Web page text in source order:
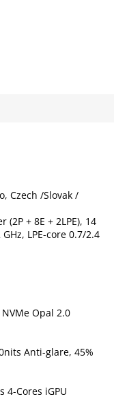
Czech /Slovak /
(2P + 8E + 2LPE), 14
LPE-core 0.7/2.4
NVMe Opal 2.0
Anti-glare, 45%
4-Cores iGPU